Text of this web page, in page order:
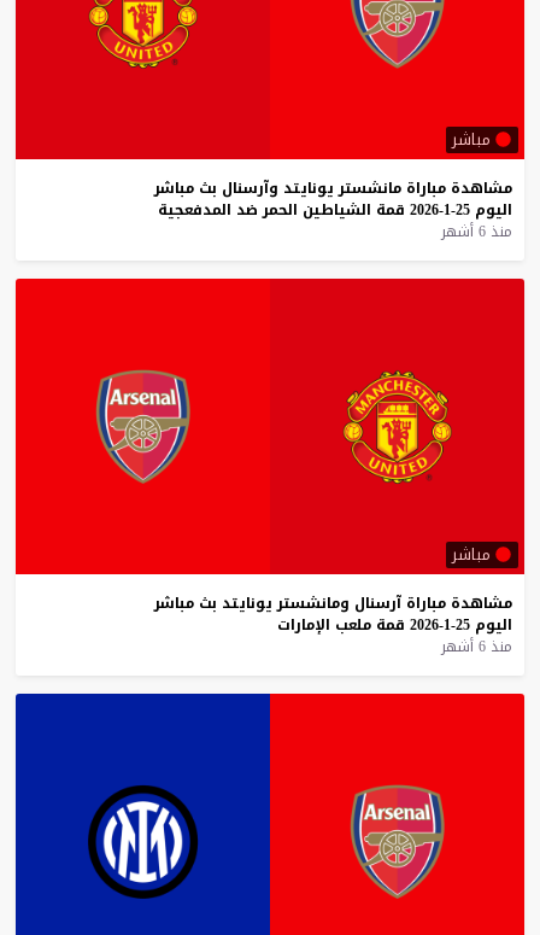
مباشر
مشاهدة مباراة مانشستر يونايتد وآرسنال بث مباشر
اليوم 25-1-2026 قمة الشياطين الحمر ضد المدفعجية
منذ 6 أشهر
مباشر
مشاهدة مباراة آرسنال ومانشستر يونايتد بث مباشر
اليوم 25-1-2026 قمة ملعب الإمارات
منذ 6 أشهر